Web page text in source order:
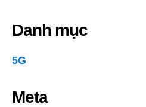
Danh mục
5G
Meta